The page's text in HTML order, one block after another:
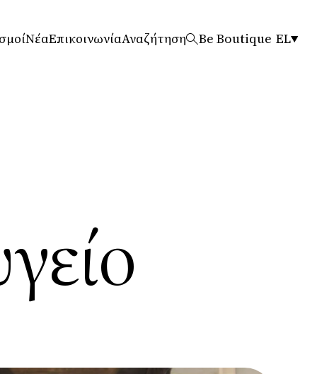
ΝέαΕπικοινωνίαΑναζήτηση Be Boutique EL